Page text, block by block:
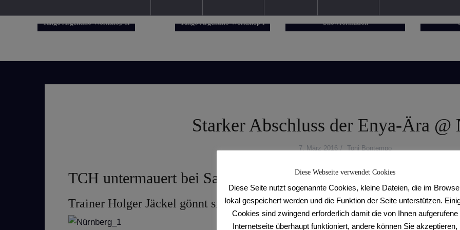
Tango Argentino Workshop II Tango Argentino Workshop I
2. Hobbyligaturnier der
Showformation
1.
Starker Abschluss der Enya-Ära @
7. März 2016 Toni Bontempo
TCH untermauert bei Saisonfinale der 1. Bundesliga in
Trainer Holger Jäckel gönnt sich eine kleine „Tanz-Auszeit“. Dann startet die
Diese Webseite verwendet Cookies
Diese Seite nutzt sogenannte Cookies, kleine Dateien, die im
lokal gespeichert werden und die Funktion der Seite unterstützen.
Cookies sind zwingend erforderlich damit die von Ihnen aufgerufene
Internetseite überhaupt funktioniert, andere können Sie akzeptieren,